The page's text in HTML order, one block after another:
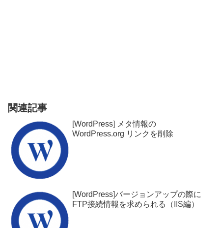
関連記事
[WordPress] メタ情報の
WordPress.org リンクを削除
[WordPress]バージョンアップの際に
FTP接続情報を求められる（IIS編）